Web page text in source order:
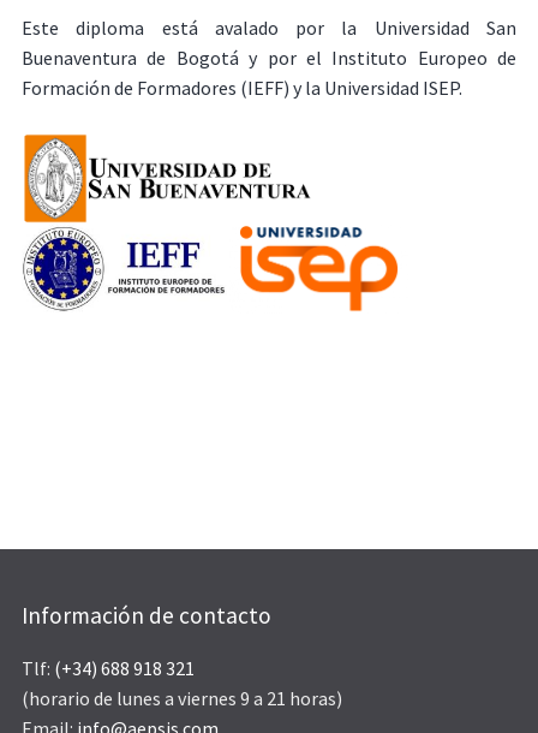
Este diploma está avalado por la Universidad San
Buenaventura de Bogotá y por el Instituto Europeo de
Formación de Formadores (IEFF) y la Universidad ISEP.
Información de contacto
Tlf: (+34) 688 918 321
(horario de lunes a viernes 9 a 21 horas)